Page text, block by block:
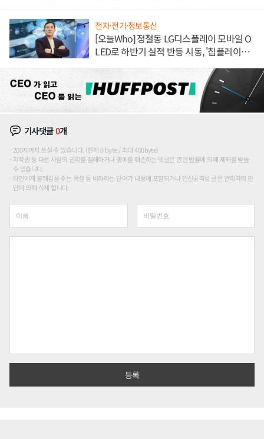
전자·전기·정보통신
[오늘Who] 정철동 LG디스플레이 모바일 O
LED로 하반기 실적 반등 시동, '칩플레이
기사댓글0개
200자까지 쓰실 수 있습니다. (현재 0 byte / 최대 400byte)
저작권 등 다른 사람의 권리를 침해하거나 명예를 훼손하는 댓글은 관련 법률에 의해 제재를 받을
수 있습니다.
타인에게 불쾌감을 주는 욕설 등 비하하는 단어가 내용에 포함되거나 인신공격성 글은 관리자의 판
단에 의해 삭제 합니다.